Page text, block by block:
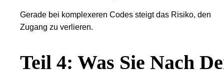
Gerade bei komplexeren Codes steigt das Risiko, den
Zugang zu verlieren.
Teil 4: Was Sie Nach